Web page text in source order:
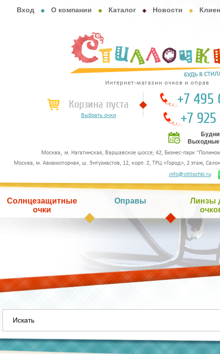
Вход О компании Каталог Новости
Интернет-магазин очков и оправ
Корзина пуста
Выбрать очки
+7 495
+7
Выходные
Москва, м. Нагатинская, Варшавское шоссе, 42, Бизнес-парк
Москва, м. Авиамоторная, ш. Энтузиастов, 12, корп. 2, ТРЦ «Город», 2 этаж,
info@stillochki.ru
Солнцезащитные
очки
Оправы
Линзы